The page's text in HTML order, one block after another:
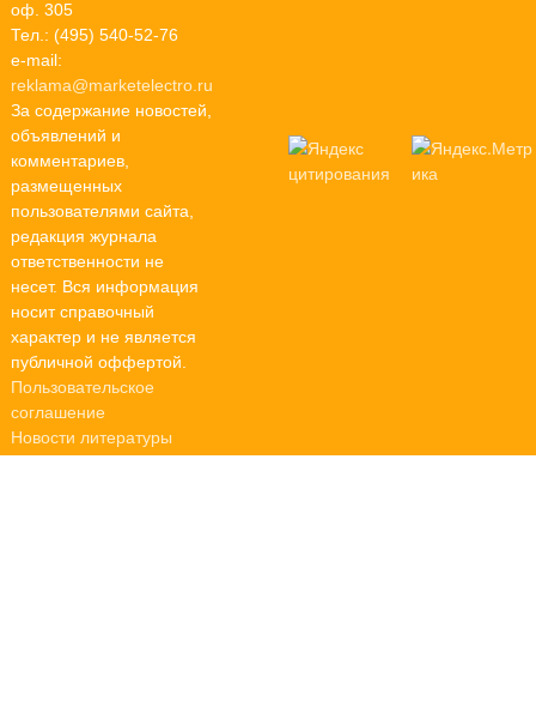
оф. 305
Тел.: (495) 540-52-76
e-mail:
reklama@marketelectro.ru
За содержание новостей,
объявлений и
комментариев,
размещенных
пользователями сайта,
редакция журнала
ответственности не
несет. Вся информация
носит справочный
характер и не является
публичной оффертой.
Пользовательское
соглашение
Новости литературы